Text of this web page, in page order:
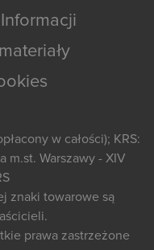
w całości); KRS:
Warszawy - XIV
znaki towarowe są
prawa zastrzeżone